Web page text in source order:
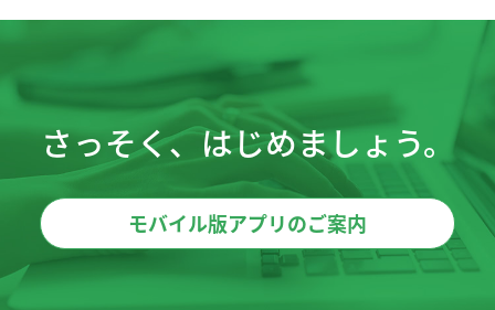
さっそく、はじめましょう。
モバイル版アプリのご案内